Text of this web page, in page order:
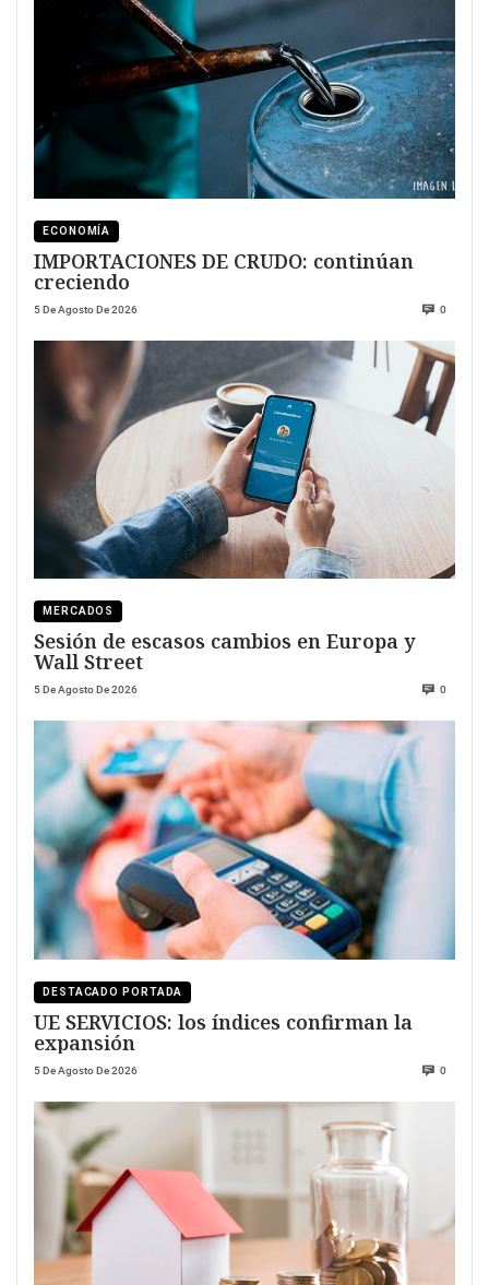
ECONOMÍA
IMPORTACIONES DE CRUDO: continúan
creciendo
5 De Agosto De 2026 0
MERCADOS
Sesión de escasos cambios en Europa y
Wall Street
5 De Agosto De 2026 0
DESTACADO PORTADA
UE SERVICIOS: los índices confirman la
expansión
5 De Agosto De 2026 0